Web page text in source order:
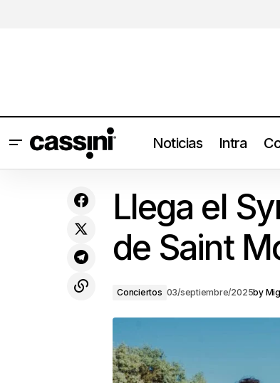
Noticias Intra
noche en MonterreyLlega el
de Saint
Conciertos 03/septiembre/2025by